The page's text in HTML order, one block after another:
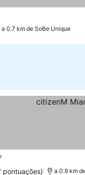
a 0.7 km de SoBe Unique
pontuações) a 0.9 km